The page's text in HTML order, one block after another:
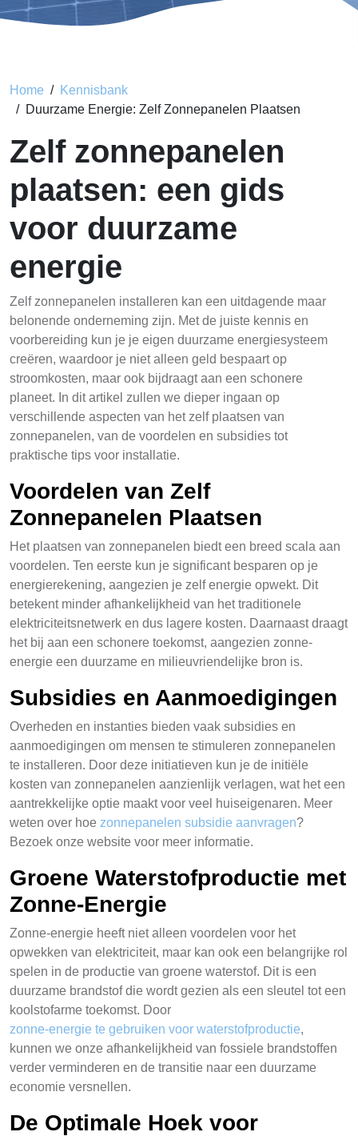
Home
Kennisbank
Duurzame Energie: Zelf Zonnepanelen Plaatsen
Zelf zonnepanelen
plaatsen: een gids
voor duurzame
energie
Zelf zonnepanelen installeren kan een uitdagende maar
belonende onderneming zijn. Met de juiste kennis en
voorbereiding kun je je eigen duurzame energiesysteem
creëren, waardoor je niet alleen geld bespaart op
stroomkosten, maar ook bijdraagt aan een schonere
planeet. In dit artikel zullen we dieper ingaan op
verschillende aspecten van het zelf plaatsen van
zonnepanelen, van de voordelen en subsidies tot
praktische tips voor installatie.
Voordelen van Zelf
Zonnepanelen Plaatsen
Het plaatsen van zonnepanelen biedt een breed scala aan
voordelen. Ten eerste kun je significant besparen op je
energierekening, aangezien je zelf energie opwekt. Dit
betekent minder afhankelijkheid van het traditionele
elektriciteitsnetwerk en dus lagere kosten. Daarnaast draagt
het bij aan een schonere toekomst, aangezien zonne-
energie een duurzame en milieuvriendelijke bron is.
Subsidies en Aanmoedigingen
Overheden en instanties bieden vaak subsidies en
aanmoedigingen om mensen te stimuleren zonnepanelen
te installeren. Door deze initiatieven kun je de initiële
kosten van zonnepanelen aanzienlijk verlagen, wat het een
aantrekkelijke optie maakt voor veel huiseigenaren. Meer
weten over hoe zonnepanelen subsidie aanvragen?
Bezoek onze website voor meer informatie.
Groene Waterstofproductie met
Zonne-Energie
Zonne-energie heeft niet alleen voordelen voor het
opwekken van elektriciteit, maar kan ook een belangrijke rol
spelen in de productie van groene waterstof. Dit is een
duurzame brandstof die wordt gezien als een sleutel tot een
koolstofarme toekomst. Door
zonne-energie te gebruiken voor waterstofproductie,
kunnen we onze afhankelijkheid van fossiele brandstoffen
verder verminderen en de transitie naar een duurzame
economie versnellen.
De Optimale Hoek voor